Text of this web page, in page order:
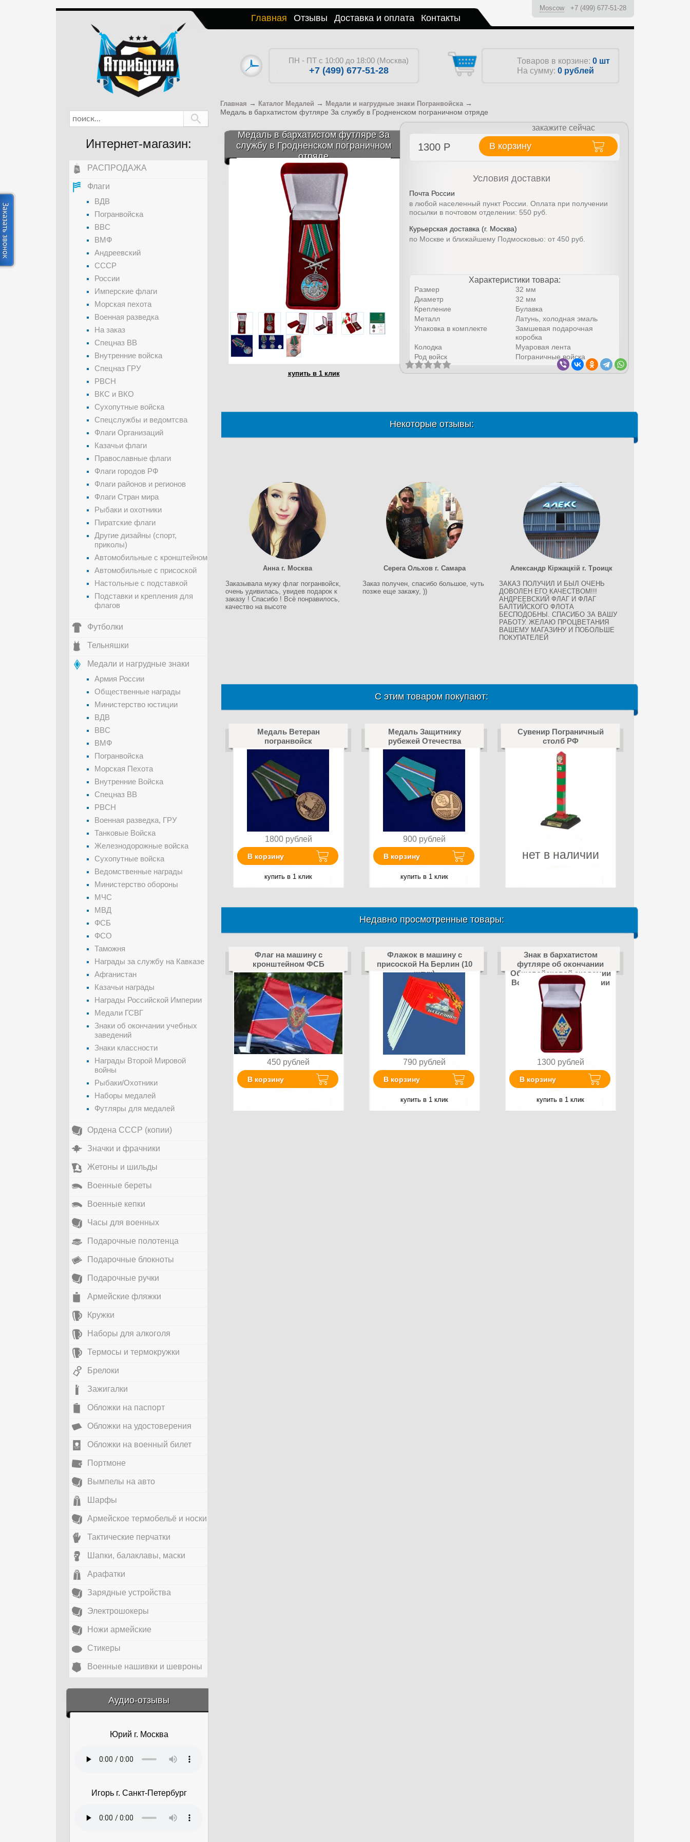
Главная Отзывы Доставка и оплата Контакты
Moscow +7 (499) 677-51-28
ПН - ПТ с 10:00 до 18:00 (Москва)
+7 (499) 677-51-28
Товаров в корзине: 0 шт
На сумму: 0 рублей
Главная → Каталог Медалей → Медали и нагрудные знаки Погранвойска →
Медаль в бархатистом футляре За службу в Гродненском пограничном отряде
Медаль в бархатистом футляре За
службу в Гродненском пограничном
отряде
закажите сейчас
1300 Р В корзину
купить в 1 клик
Условия доставки
Почта России
в любой населенный пункт России. Оплата при получении
посылки в почтовом отделении: 550 руб.
Курьерская доставка (г. Москва)
по Москве и ближайшему Подмосковью: от 450 руб.
Характеристики товара:
Размер
32 мм
Диаметр
32 мм
Крепление
Булавка
Металл
Латунь, холодная эмаль
Упаковка в комплекте
Замшевая подарочная
коробка
Колодка
Муаровая лента
Род войск
Пограничные войска
Некоторые отзывы:
Анна г. Москва
Заказывала мужу флаг погранвойск,
очень удивилась, увидев подарок к
заказу ! Спасибо ! Всё понравилось,
качество на высоте
Серега Ольхов г. Самара
Заказ получен, спасибо большое, чуть
позже еще закажу, ))
Александр Кіржацкій г. Троицк
ЗАКАЗ ПОЛУЧИЛ И БЫЛ ОЧЕНЬ
ДОВОЛЕН ЕГО КАЧЕСТВОМ!!!
АНДРЕЕВСКИЙ ФЛАГ И ФЛАГ
БАЛТИЙСКОГО ФЛОТА
БЕСПОДОБНЫ. СПАСИБО ЗА ВАШУ
РАБОТУ. ЖЕЛАЮ ПРОЦВЕТАНИЯ
ВАШЕМУ МАГАЗИНУ И ПОБОЛЬШЕ
ПОКУПАТЕЛЕЙ
С этим товаром покупают:
Медаль Ветеран
погранвойск
1800 рублей
В корзину
купить в 1 клик
Медаль Защитнику
рубежей Отечества
900 рублей
В корзину
купить в 1 клик
Сувенир Пограничный
столб РФ
нет в наличии
Недавно просмотренные товары:
Флаг на машину с
кронштейном ФСБ
450 рублей
В корзину
Флажок в машину с
присоской На Берлин (10
штук)
790 рублей
В корзину
купить в 1 клик
Знак в бархатистом
футляре об окончании
Общевойсковой академии
Вооружённых сил России
1300 рублей
В корзину
купить в 1 клик
Интернет-магазин:
РАСПРОДАЖА
Флаги
ВДВ
Погранвойска
ВВС
ВМФ
Андреевский
СССР
России
Имперские флаги
Морская пехота
Военная разведка
На заказ
Спецназ ВВ
Внутренние войска
Спецназ ГРУ
РВСН
ВКС и ВКО
Сухопутные войска
Спецслужбы и ведомтсва
Флаги Организаций
Казачьи флаги
Православные флаги
Флаги городов РФ
Флаги районов и регионов
Флаги Стран мира
Рыбаки и охотники
Пиратские флаги
Другие дизайны (спорт,
приколы)
Автомобильные с кронштейном
Автомобильные с присоской
Настольные с подставкой
Подставки и крепления для
флагов
Футболки
Тельняшки
Медали и нагрудные знаки
Армия России
Общественные награды
Министерство юстиции
ВДВ
ВВС
ВМФ
Погранвойска
Морская Пехота
Внутренние Войска
Спецназ ВВ
РВСН
Военная разведка, ГРУ
Танковые Войска
Железнодорожные войска
Сухопутные войска
Ведомственные награды
Министерство обороны
МЧС
МВД
ФСБ
ФСО
Таможня
Награды за службу на Кавказе
Афганистан
Казачьи награды
Награды Российской Империи
Медали ГСВГ
Знаки об окончании учебных
заведений
Знаки классности
Награды Второй Мировой
войны
Рыбаки/Охотники
Наборы медалей
Футляры для медалей
Ордена СССР (копии)
Значки и фрачники
Жетоны и шильды
Военные береты
Военные кепки
Часы для военных
Подарочные полотенца
Подарочные блокноты
Подарочные ручки
Армейские фляжки
Кружки
Наборы для алкоголя
Термосы и термокружки
Брелоки
Зажигалки
Обложки на паспорт
Обложки на удостоверения
Обложки на военный билет
Портмоне
Вымпелы на авто
Шарфы
Армейское термобельё и носки
Тактические перчатки
Шапки, балаклавы, маски
Арафатки
Зарядные устройства
Электрошокеры
Ножи армейские
Стикеры
Военные нашивки и шевроны
Аудио-отзывы
&amp;nbsp;
Юрий г. Москва
Игорь г. Санкт-Петербург